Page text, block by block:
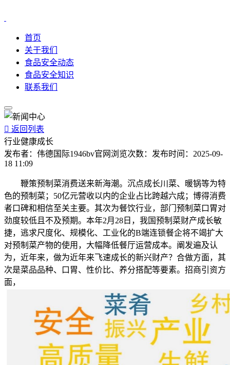
首页
关于我们
食品安全动态
食品安全知识
联系我们
 返回列表
行业健康成长
发布者： 伟德国际1946bv官网 浏览次数： 发布时间： 2025-09-
18 11:09
鞭策预制菜消费送来新海潮。沉点成长川菜、暖锅等为特
色的预制菜；50亿元营收以内的企业占比跨越六成；博得消费
者口碑和相信至关主要。其次为餐饮行业，部门预制菜口胃对
劲度较低且不及预期。本年2月28日，我国预制菜财产成长敏
捷，逃求尺度化、规模化、工业化的B端连锁餐企将不竭扩大
对预制菜产物的使用，大幅降低餐厅运营成本。阐发遍及认
为，近年来，做为近年来飞速成长的新兴财产？合做方面，其
次是菜品品种、口胃、性价比、养分搭配等要素。招商引资方
面，